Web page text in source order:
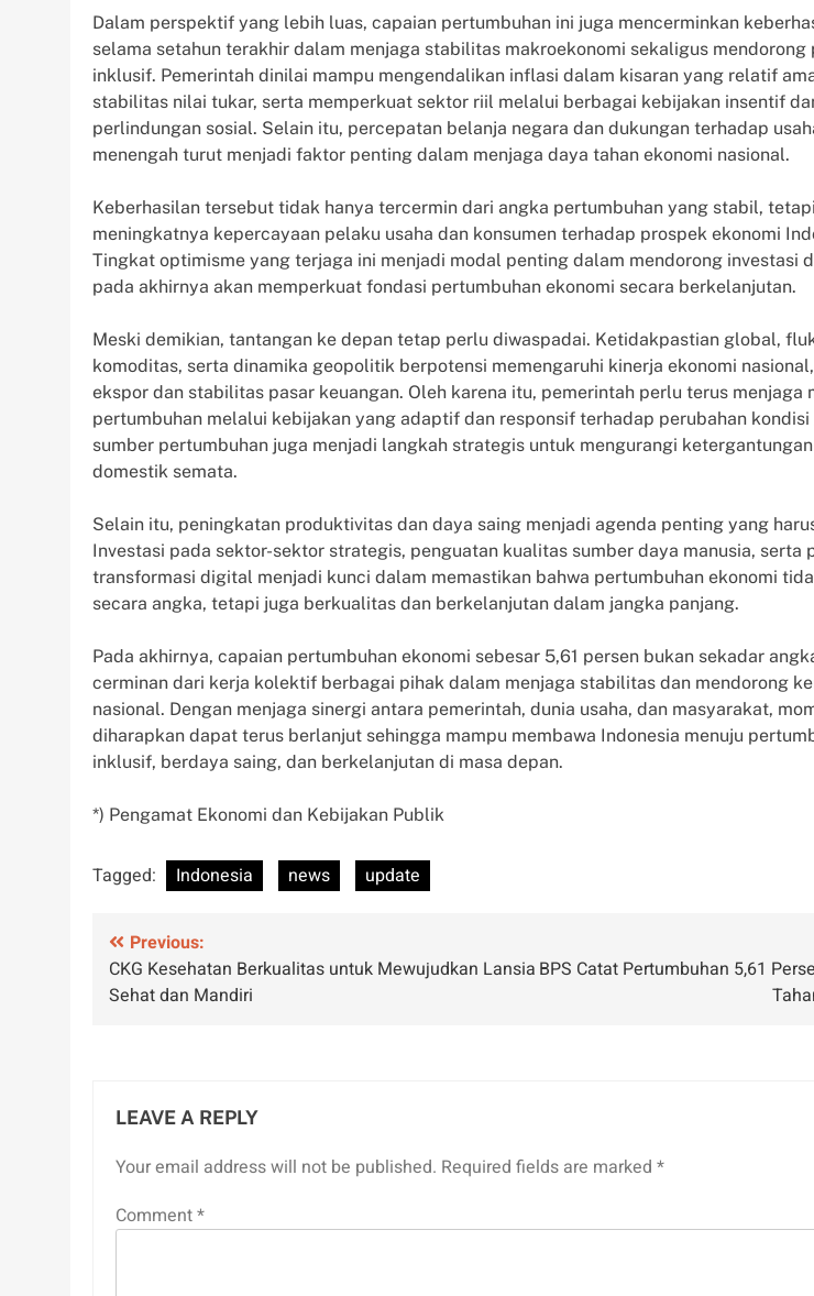
Dalam perspektif yang lebih luas, capaian pertumbuhan ini juga mencerminkan
selama setahun terakhir dalam menjaga stabilitas makroekonomi sekaligus mendorong
inklusif. Pemerintah dinilai mampu mengendalikan inflasi dalam kisaran yang relatif
stabilitas nilai tukar, serta memperkuat sektor riil melalui berbagai kebijakan insentif
perlindungan sosial. Selain itu, percepatan belanja negara dan dukungan terhadap
menengah turut menjadi faktor penting dalam menjaga daya tahan ekonomi nasional.
Keberhasilan tersebut tidak hanya tercermin dari angka pertumbuhan yang stabil,
meningkatnya kepercayaan pelaku usaha dan konsumen terhadap prospek ekonomi
Tingkat optimisme yang terjaga ini menjadi modal penting dalam mendorong investasi
pada akhirnya akan memperkuat fondasi pertumbuhan ekonomi secara berkelanjutan.
Meski demikian, tantangan ke depan tetap perlu diwaspadai. Ketidakpastian global,
komoditas, serta dinamika geopolitik berpotensi memengaruhi kinerja ekonomi
ekspor dan stabilitas pasar keuangan. Oleh karena itu, pemerintah perlu terus menjaga
pertumbuhan melalui kebijakan yang adaptif dan responsif terhadap perubahan
sumber pertumbuhan juga menjadi langkah strategis untuk mengurangi
domestik semata.
Selain itu, peningkatan produktivitas dan daya saing menjadi agenda penting yang
Investasi pada sektor-sektor strategis, penguatan kualitas sumber daya manusia, serta
transformasi digital menjadi kunci dalam memastikan bahwa pertumbuhan ekonomi
secara angka, tetapi juga berkualitas dan berkelanjutan dalam jangka panjang.
Pada akhirnya, capaian pertumbuhan ekonomi sebesar 5,61 persen bukan sekadar
cerminan dari kerja kolektif berbagai pihak dalam menjaga stabilitas dan mendorong
nasional. Dengan menjaga sinergi antara pemerintah, dunia usaha, dan masyarakat,
diharapkan dapat terus berlanjut sehingga mampu membawa Indonesia menuju
inklusif, berdaya saing, dan berkelanjutan di masa depan.
*) Pengamat Ekonomi dan Kebijakan Publik
Tagged: Indonesia news update
Post
navigation
Previous:
CKG Kesehatan Berkualitas untuk Mewujudkan Lansia
Sehat dan Mandiri
BPS Catat Pertumbuhan 5,61
LEAVE A REPLY
Your email address will not be published. Required fields are marked *
Comment*